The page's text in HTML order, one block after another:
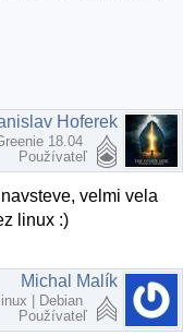
Hoferek
18.04
Používateľ
velmi vela
linux :)
Michal Malík
| Debian
Používateľ